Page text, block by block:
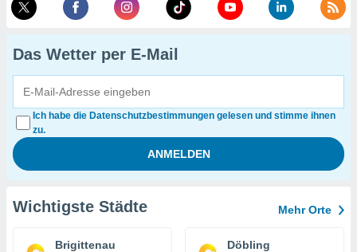
Das Wetter per E-Mail
Ich habe die Datenschutzbestimmungen gelesen und stimme ihnen
zu.
Wichtigste Städte Mehr Orte
Brigittenau Döbling